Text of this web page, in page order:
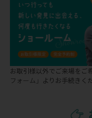
お取引様以外でご来場をご
フォーム」 よりお手続きく